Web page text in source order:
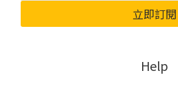
立即訂閱
Help